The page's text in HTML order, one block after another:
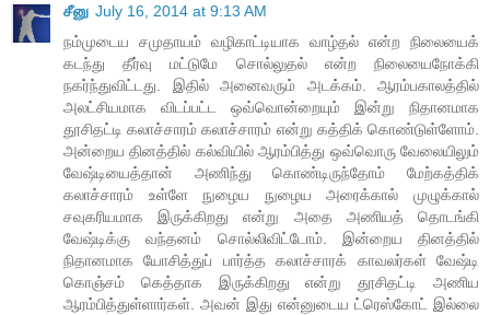
சீனு July 16, 2014 at 9:13 AM
நம்முடைய சமுதாயம் வழிகாட்டியாக வாழ்தல் என்ற நிலையைக்
கடந்து தீர்வு மட்டுமே சொல்லுதல் என்ற நிலையைநோக்கி
நகர்ந்துவிட்டது. இதில் அனைவரும் அடக்கம். ஆரம்பகாலத்தில்
அலட்சியமாக விடப்பட்ட ஒவ்வொன்றையும் இன்று நிதானமாக
தூசிதட்டி கலாச்சாரம் கலாச்சாரம் என்று கத்திக் கொண்டுள்ளோம்.
அன்றைய தினத்தில் கல்வியில் ஆரம்பித்து ஒவ்வொரு வேலையிலும்
வேஷ்டியைத்தான் அணிந்து கொண்டிருந்தோம் மேற்கத்திக்
கலாச்சாரம் உள்ளே நுழைய நுழைய அரைக்கால் முழுக்கால்
சவுகரியமாக இருக்கிறது என்று அதை அணியத் தொடங்கி
வேஷ்டிக்கு வந்தனம் சொல்லிவிட்டோம். இன்றைய தினத்தில்
நிதானமாக யோசித்துப் பார்த்த கலாச்சாரக் காவலர்கள் வேஷ்டி
கொஞ்சம் கெத்தாக இருக்கிறது என்று தூசிதட்டி அணிய
ஆரம்பித்துள்ளார்கள். அவன் இது என்னுடைய ட்ரெஸ்கோட் இல்லை